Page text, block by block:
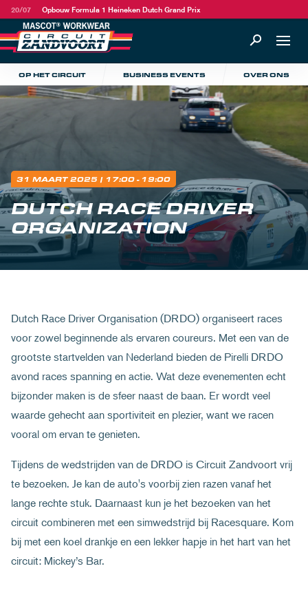
20/07 Opbouw Formula 1 Heineken Dutch Grand Prix
OP HET CIRCUIT BUSINESS EVENTS OVER ONS
31 MAART 2025 | 17:00 - 19:00
DUTCH RACE DRIVER
ORGANIZATION
Dutch Race Driver Organisation (DRDO) organiseert races
voor zowel beginnende als ervaren coureurs. Met een van de
grootste startvelden van Nederland bieden de Pirelli DRDO
avond races spanning en actie. Wat deze evenementen echt
bijzonder maken is de sfeer naast de baan. Er wordt veel
waarde gehecht aan sportiviteit en plezier, want we racen
vooral om ervan te genieten.
Tijdens de wedstrijden van de DRDO is Circuit Zandvoort vrij
te bezoeken. Je kan de auto's voorbij zien razen vanaf het
lange rechte stuk. Daarnaast kun je het bezoeken van het
circuit combineren met een simwedstrijd bij Racesquare. Kom
bij met een koel drankje en een lekker hapje in het hart van het
circuit: Mickey’s Bar.